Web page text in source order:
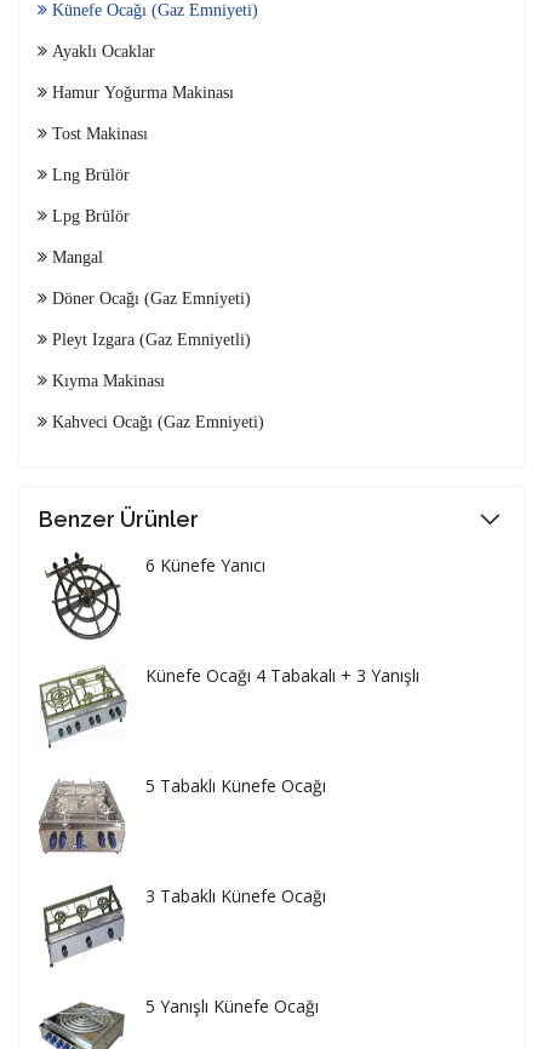
Künefe Ocağı (Gaz Emniyeti)
Ayaklı Ocaklar
Hamur Yoğurma Makinası
Tost Makinası
Lng Brülör
Lpg Brülör
Mangal
Döner Ocağı (Gaz Emniyeti)
Pleyt Izgara (Gaz Emniyetli)
Kıyma Makinası
Kahveci Ocağı (Gaz Emniyeti)
Benzer Ürünler
6 Künefe Yanıcı
Künefe Ocağı 4 Tabakalı + 3 Yanışlı
5 Tabaklı Künefe Ocağı
3 Tabaklı Künefe Ocağı
5 Yanışlı Künefe Ocağı